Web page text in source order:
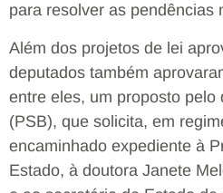
para resolver as pendências
Além dos projetos de lei
deputados também
entre eles, um proposto pelo
(PSB), que solicita, em
encaminhado expediente à
Estado, à doutora Janete